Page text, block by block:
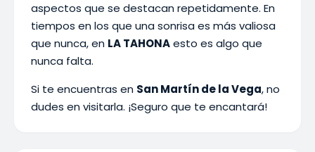
aspectos que se destacan repetidamente. En
tiempos en los que una sonrisa es más valiosa
que nunca, en LA TAHONAesto es algo que
nunca falta.
Si te encuentras en San Martín de la Vega, no
dudes en visitarla. ¡Seguro que te encantará!